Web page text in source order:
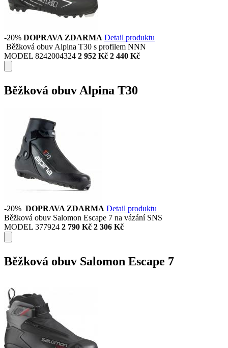
-20% DOPRAVA ZDARMA Detail produktu
Běžková obuv Alpina T30 s profilem NNN
MODEL 8242004324 2 952 Kč 2 440 Kč
Běžková obuv Alpina T30
-20% DOPRAVA ZDARMA Detail produktu
Běžková obuv Salomon Escape 7 na vázání SNS
MODEL 377924 2 790 Kč 2 306 Kč
Běžková obuv Salomon Escape 7